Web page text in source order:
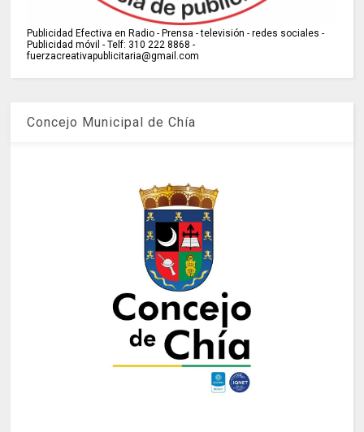
Publicidad Efectiva en Radio - Prensa - televisión - redes sociales -
Publicidad móvil - Telf: 310 222 8868 -
fuerzacreativapublicitaria@gmail.com
Concejo Municipal de Chía